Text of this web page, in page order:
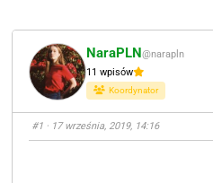
NaraPLN@narapln
11 wpisów
Koordynator
#1 · 17 września, 2019, 14:16